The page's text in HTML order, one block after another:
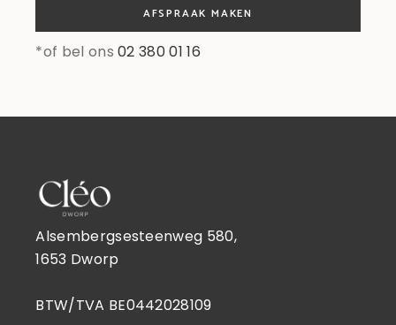
AFSPRAAK MAKEN
*of bel ons02 380 01 16
Alsembergsesteenweg 580,
1653 Dworp
BTW/TVA BE0442028109